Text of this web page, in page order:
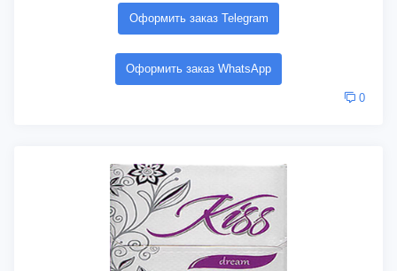
Оформить заказ Telegram
Оформить заказ WhatsApp
0